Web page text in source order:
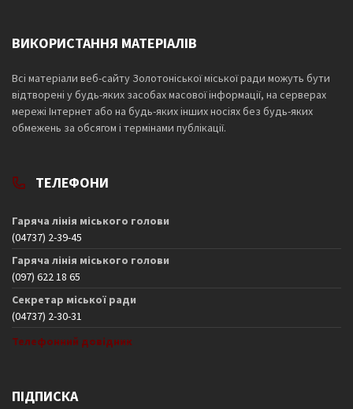
ВИКОРИСТАННЯ МАТЕРІАЛІВ
Всі матеріали веб-сайту Золотоніської міської ради можуть бути
відтворені у будь-яких засобах масової інформації, на серверах
мережі Інтернет або на будь-яких інших носіях без будь-яких
обмежень за обсягом і термінами публікації.
ТЕЛЕФОНИ
Гаряча лінія міського голови
(04737) 2-39-45
Гаряча лінія міського голови
(097) 622 18 65
Секретар міської ради
(04737) 2-30-31
Телефонний довідник
ПІДПИСКА